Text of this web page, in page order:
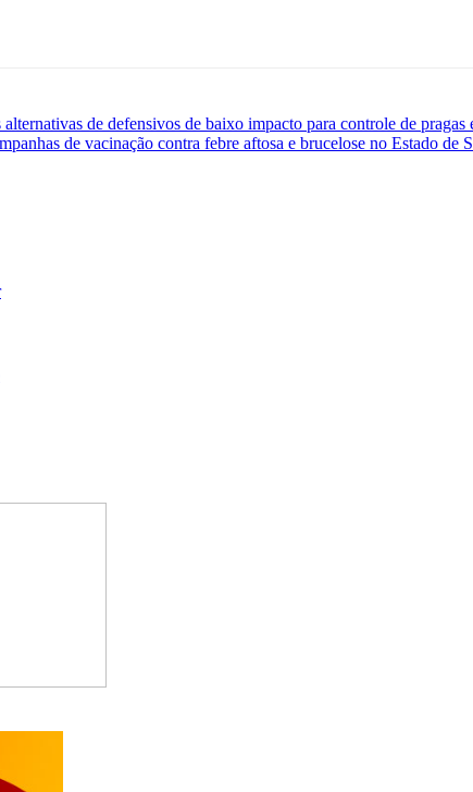
de defensivos de baixo impacto para controle de pragas
de vacinação contra febre aftosa e brucelose no Estado de